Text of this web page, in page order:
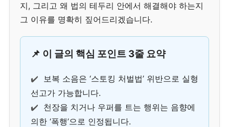
지, 그리고 왜 법의 테두리 안에서 해결해야 하는지
그 이유를 명확히 짚어드리겠습니다.
📌 이 글의 핵심 포인트 3줄 요약
✔️
보복 소음은 ‘스토킹 처벌법’ 위반으로 실형
선고가 가능합니다.
✔️ 천장을 치거나 우퍼를 트는 행위는 음향에
의한 ‘폭행’으로 인정됩니다.